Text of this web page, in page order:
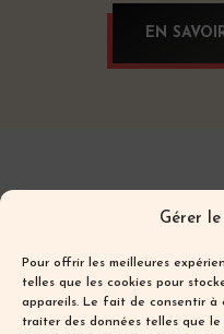
Gérer
Pour offrir les meilleures
telles que les cookies pour
appareils. Le fait de consentir à
traiter des données telles que
EN
propriété et
Toute
autorisation